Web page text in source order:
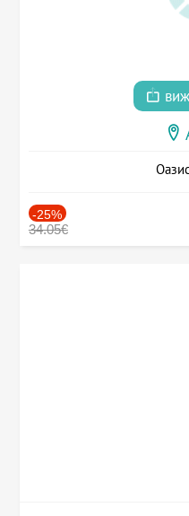
-25%
34.05€